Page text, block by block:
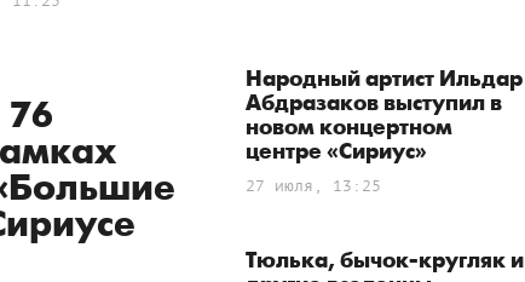
76
Народный артист Ильдар
Абдразаков выступил в
новом концертном
центре «Сириус»
27 июля, 13:25
Тюлька, бычок-кругляк и